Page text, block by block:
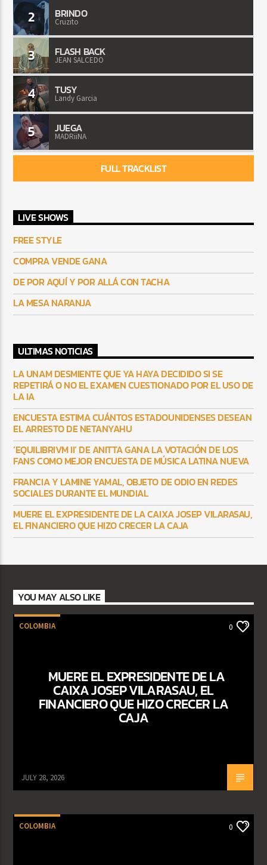
2 BRINDO
Cruzito
3 FLASH BACK
JEAN SALCEDO
4 TUSY
Landy Garcia
5 JUEGA
MADRiiNA
FULL TRACKLIST
LIVE SHOWS
FREE STYLE
COMPRA VENDE GANA
DE POR AQUÍ Y POR ALLÁ CON TACHA
LA MESA NARANJA
ULTIMAS NOTICIAS
LA UNAM DESMIENTE QUE YA HAYA DECIDIDO SI SE
REPETIRÁ O NO EL EXAMEN CUESTIONADO POR EL USO DE
LA IA
ENCUESTA ESTIMA CUÁNTOS ESTADOUNIDENSES DESEAN
EL ARRESTO DE NETANYAHU
‘EQUILIBRIVM II’ DE ANITTA GANA LA VOTACIÓN DE LOS
FANS COMO MEJOR ENCUESTA DE MÚSICA LATINA NUEVA
FRANCIA Y LAMINE YAMAL, OBJETO DE ODIO EN REDES
SOCIALES DURANTE EL MUNDIAL
MUERE EL EXPRESIDENTE DE LA CAIXA JOSEP VILARASAU,
EL FINANCIERO QUE HIZO CRECER LA CAJA
YOU MAY ALSO LIKE
COLOMBIA 0
MUERE EL EXPRESIDENTE DE LA
CAIXA JOSEP VILARASAU, EL
FINANCIERO QUE HIZO CRECER LA
CAJA
JULY 28, 2026
COLOMBIA 0